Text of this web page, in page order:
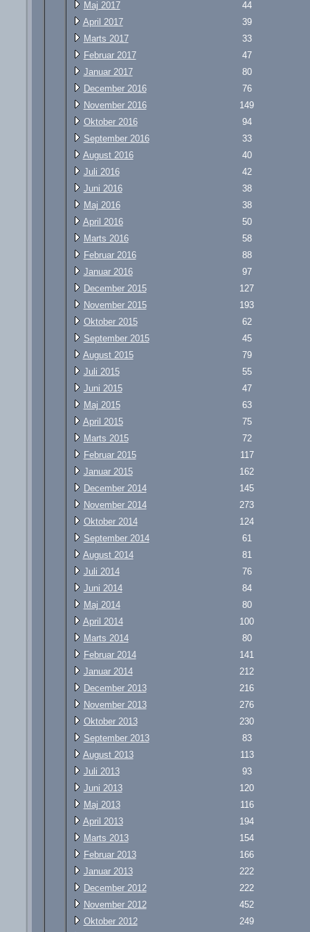
Maj 2017
44
April 2017
39
Marts 2017
33
Februar 2017
47
Januar 2017
80
December 2016
76
November 2016
149
Oktober 2016
94
September 2016
33
August 2016
40
Juli 2016
42
Juni 2016
38
Maj 2016
38
April 2016
50
Marts 2016
58
Februar 2016
88
Januar 2016
97
December 2015
127
November 2015
193
Oktober 2015
62
September 2015
45
August 2015
79
Juli 2015
55
Juni 2015
47
Maj 2015
63
April 2015
75
Marts 2015
72
Februar 2015
117
Januar 2015
162
December 2014
145
November 2014
273
Oktober 2014
124
September 2014
61
August 2014
81
Juli 2014
76
Juni 2014
84
Maj 2014
80
April 2014
100
Marts 2014
80
Februar 2014
141
Januar 2014
212
December 2013
216
November 2013
276
Oktober 2013
230
September 2013
83
August 2013
113
Juli 2013
93
Juni 2013
120
Maj 2013
116
April 2013
194
Marts 2013
154
Februar 2013
166
Januar 2013
222
December 2012
222
November 2012
452
Oktober 2012
249